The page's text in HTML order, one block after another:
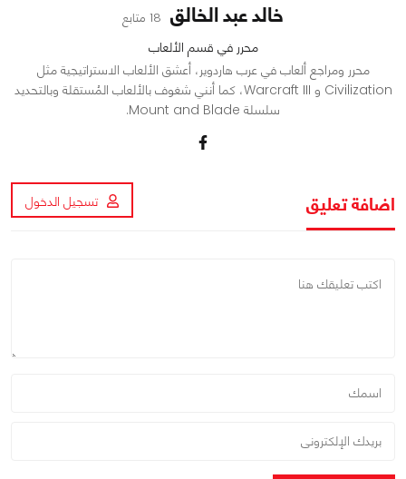
خالد عبد الخالق 18 متابع
محرر في قسم الألعاب
محرر ومراجع ألعاب في عرب هاردوير، أعشق الألعاب الاستراتيجية مثل
Civilization و Warcraft III، كما أنني شغوف بالألعاب المُستقلة وبالتحديد
سلسلة Mount and Blade.
اضافة تعليق تسجيل الدخول